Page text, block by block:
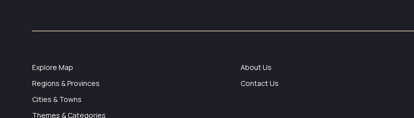
Explore Map
Regions & Provinces
Cities & Towns
Themes & Categories
About Us
Contact Us